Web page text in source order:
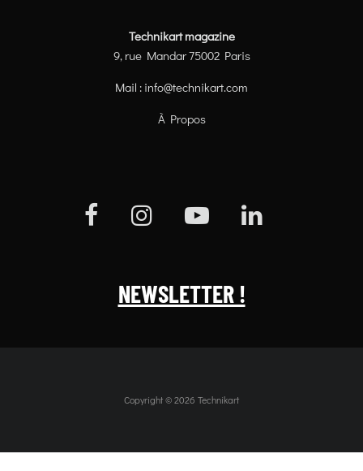
Technikart magazine
9, rue Mandar 75002 Paris
Mail : info@technikart.com
À Propos
NEWSLETTER !
Copyright © 2026 Technikart